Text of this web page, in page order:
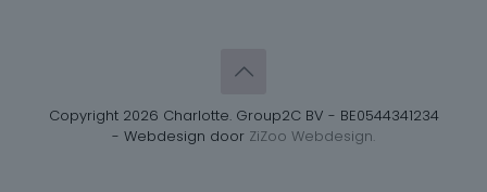
Copyright 2026 Charlotte. Group2C BV - BE0544341234
- Webdesign door ZiZoo Webdesign.